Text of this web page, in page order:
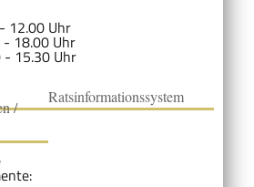
12.00 Uhr
Uhr
Uhr
/
Ratsinformationssystem